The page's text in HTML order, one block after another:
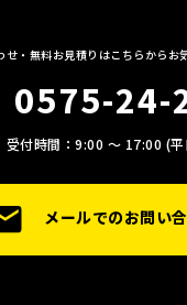
せ・無料お見積りはこちらからお
0575-24-
受付時間：9:00 〜 17:00 (平
メールでのお問い